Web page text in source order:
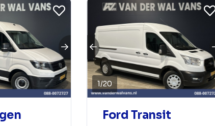
1/20
Ford Transit